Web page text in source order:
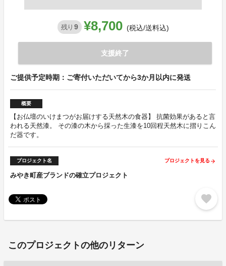
残り 9 ¥8,700 (税込/送料込)
支援終了
ご提供予定時期：ご寄付いただいてから3か月以内に発送
概要
【お仏壇のいけまつがお届けする天然木の食器】 抗菌効果があると言
われる天然漆。 その漆の木から採った生漆を10回程天然木に摺りこん
だ器です。
プロジェクト名 プロジェクトを見る arrow_forward
みやき町産ブランドの確立プロジェクト
favorite
このプロジェクトの他のリターン